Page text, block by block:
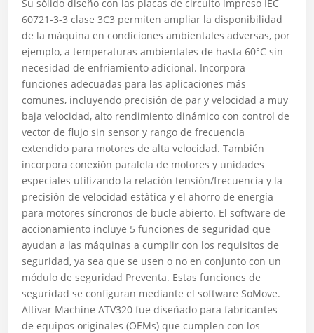
Su sólido diseño con las placas de circuito impreso IEC
60721-3-3 clase 3C3 permiten ampliar la disponibilidad
de la máquina en condiciones ambientales adversas, por
ejemplo, a temperaturas ambientales de hasta 60°C sin
necesidad de enfriamiento adicional. Incorpora
funciones adecuadas para las aplicaciones más
comunes, incluyendo precisión de par y velocidad a muy
baja velocidad, alto rendimiento dinámico con control de
vector de flujo sin sensor y rango de frecuencia
extendido para motores de alta velocidad. También
incorpora conexión paralela de motores y unidades
especiales utilizando la relación tensión/frecuencia y la
precisión de velocidad estática y el ahorro de energía
para motores síncronos de bucle abierto. El software de
accionamiento incluye 5 funciones de seguridad que
ayudan a las máquinas a cumplir con los requisitos de
seguridad, ya sea que se usen o no en conjunto con un
módulo de seguridad Preventa. Estas funciones de
seguridad se configuran mediante el software SoMove.
Altivar Machine ATV320 fue diseñado para fabricantes
de equipos originales (OEMs) que cumplen con los